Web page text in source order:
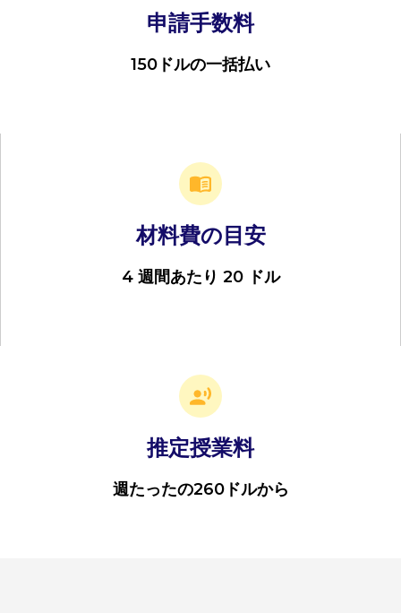
申請手数料
150ドルの一括払い
材料費の目安
4 週間あたり 20 ドル
推定授業料
週たったの260ドルから